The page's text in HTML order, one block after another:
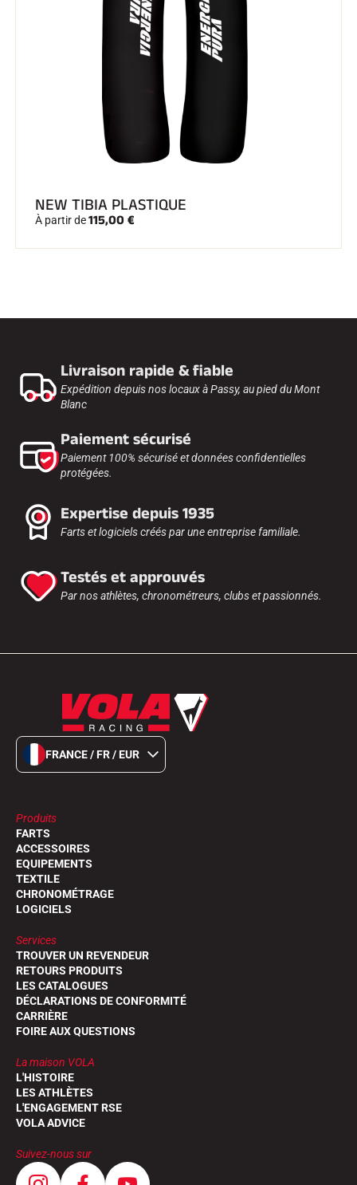
NEW TIBIA PLASTIQUE
À partir de115,00 €
Livraison rapide & fiable
Expédition depuis nos locaux à Passy, au pied du Mont
Blanc
Paiement sécurisé
Paiement 100% sécurisé et données confidentielles
protégées.
Expertise depuis 1935
Farts et logiciels créés par une entreprise familiale.
Testés et approuvés
Par nos athlètes, chronométreurs, clubs et passionnés.
FRANCE / FR / EUR
Produits
FARTS
ACCESSOIRES
EQUIPEMENTS
TEXTILE
CHRONOMÉTRAGE
LOGICIELS
Services
TROUVER UN REVENDEUR
RETOURS PRODUITS
LES CATALOGUES
DÉCLARATIONS DE CONFORMITÉ
CARRIÈRE
FOIRE AUX QUESTIONS
La maison VOLA
L'HISTOIRE
LES ATHLÈTES
L'ENGAGEMENT RSE
VOLA ADVICE
Suivez-nous sur